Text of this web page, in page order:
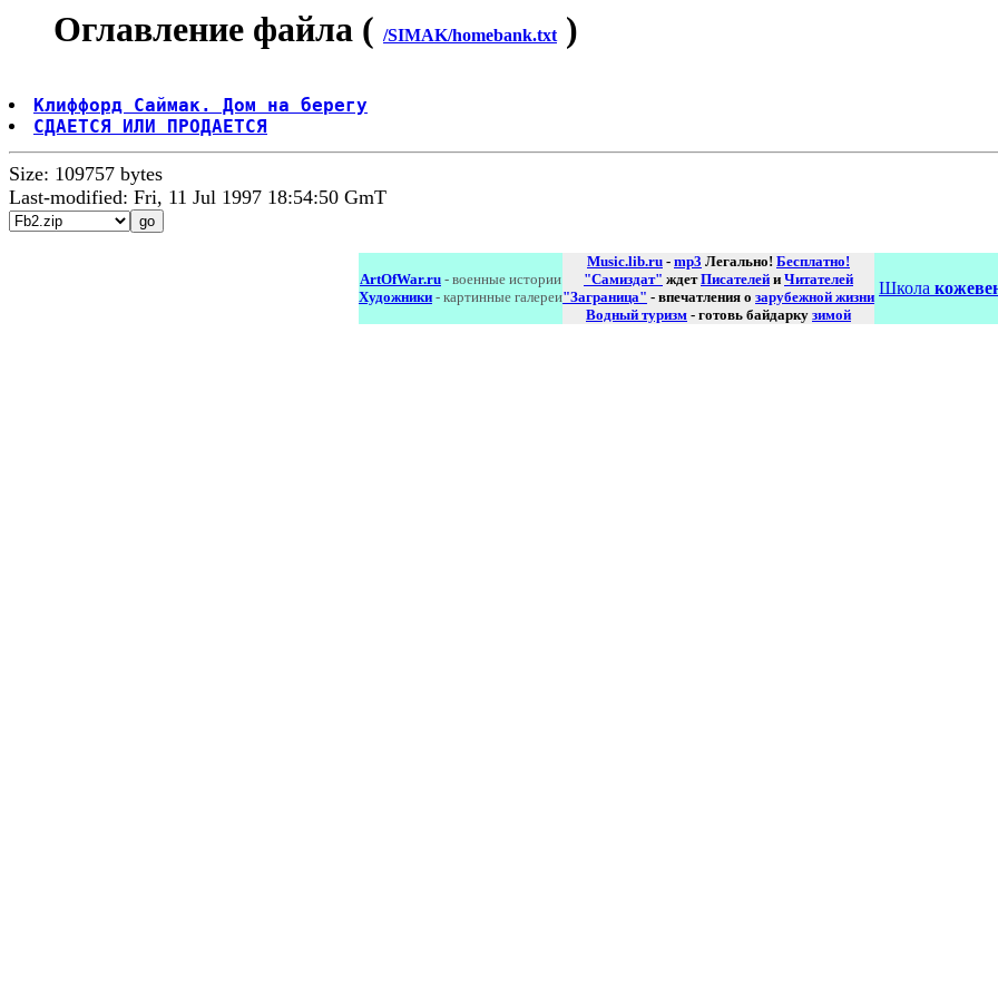
Оглавление файла ( /SIMAK/homebank.txt )
Клиффорд Саймак. Дом на берегу
СДАЕТСЯ ИЛИ ПРОДАЕТСЯ
Size: 109757 bytes
Last-modified: Fri, 11 Jul 1997 18:54:50 GmT
ArtOfWar.ru - военные истории
Художники - картинные галереи
Music.lib.ru - mp3 Легально! Бесплатно!
"Самиздат" ждетПисателей и Читателей
"Заграница" - впечатления о зарубежной жизни
Водный туризм - готовь байдарку зимой
Школа